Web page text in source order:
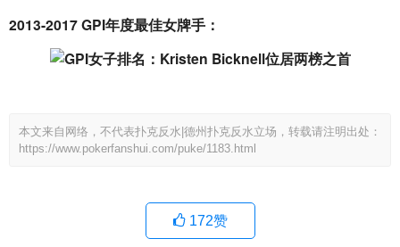
2013-2017 GPI年度最佳女牌手：
本文来自网络，不代表扑克反水|德州扑克反水立场，转载请注明出处：
https://www.pokerfanshui.com/puke/1183.html
172赞